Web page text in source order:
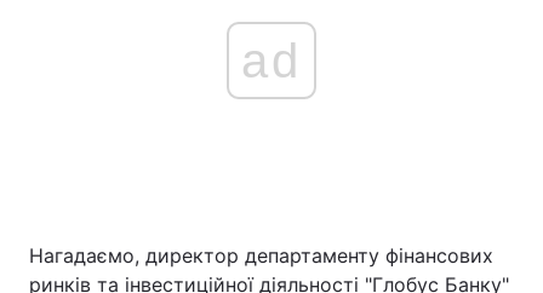
ad
Нагадаємо, директор департаменту фінансових
ринків та інвестиційної діяльності "Глобус Банку"